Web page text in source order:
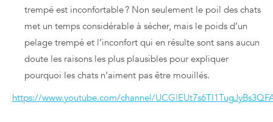
trempé est inconfortable ? Non seulement le poil des chats
met un temps considérable à sécher, mais le poids d’un
pelage trempé et l’inconfort qui en résulte sont sans aucun
doute les raisons les plus plausibles pour expliquer
pourquoi les chats n’aiment pas être mouillés.
https://www.youtube.com/channel/